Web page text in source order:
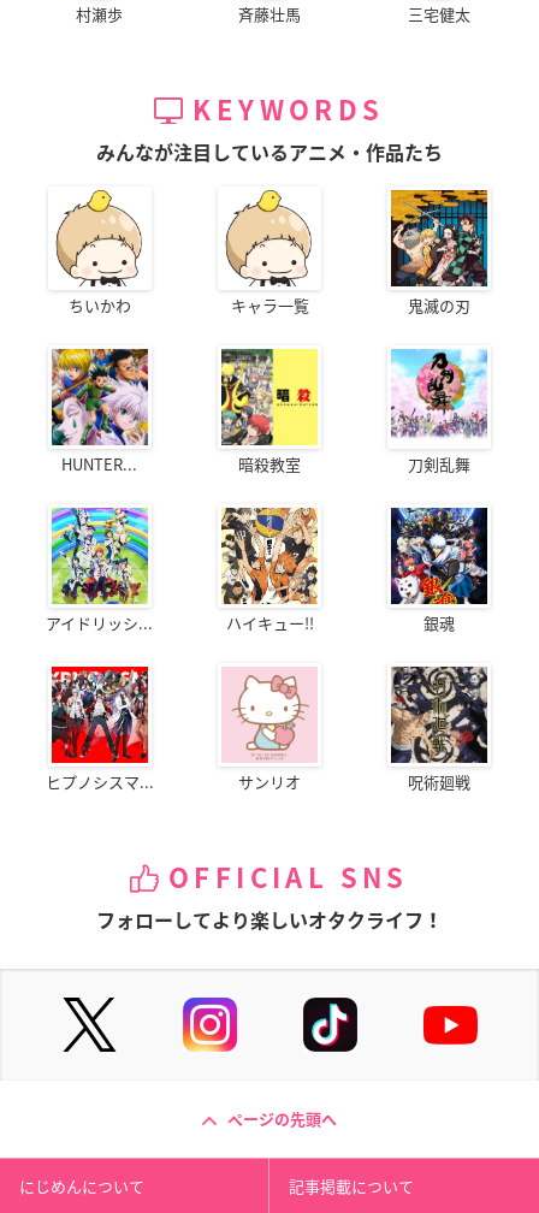
村瀬歩 斉藤壮馬 三宅健太
KEYWORDS
みんなが注目しているアニメ・作品たち
ちいかわ キャラ一覧 鬼滅の刃
HUNTER... 暗殺教室 刀剣乱舞
アイドリッシ... ハイキュー!! 銀魂
ヒプノシスマ... サンリオ 呪術廻戦
OFFICIAL SNS
フォローしてより楽しいオタクライフ！
ページの先頭へ
にじめんについて 記事掲載について